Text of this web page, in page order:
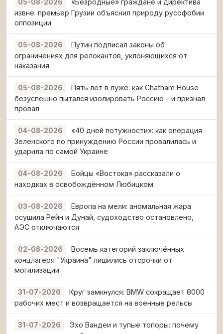
05-08-2026
извне: премьер Грузии объяснил природу русофобии
оппозиции
05-08-2026
Путин подписал законы об
ограничениях для релокантов, уклоняющихся от
наказания
05-08-2026
Пять лет в луже: как Chatham House
безуспешно пытался изолировать Россию - и признал
провал
04-08-2026
«40 дней потужности»: как операция
Зеленского по принуждению России провалилась и
ударила по самой Украине
04-08-2026
Бойцы «Востока» рассказали о
находках в освобождённом Любицком
03-08-2026
Европа на мели: аномальная жара
осушила Рейн и Дунай, судоходство остановлено,
АЭС отключаются
02-08-2026
Восемь категорий заключённых
концлагеря "Украина" лишились отсрочки от
могилизации
31-07-2026
Круг замкнулся: BMW сокращает 8000
рабочих мест и возвращается на военные рельсы
31-07-2026
Эхо Вандеи и тупые топоры: почему